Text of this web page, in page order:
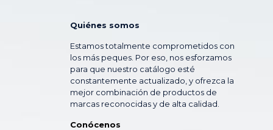
Quiénes somos
Estamos totalmente comprometidos con
los más peques. Por eso, nos esforzamos
para que nuestro catálogo esté
constantemente actualizado, y ofrezca la
mejor combinación de productos de
marcas reconocidas y de alta calidad.
Conócenos